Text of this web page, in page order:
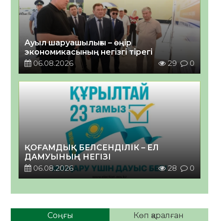
Ауыл шаруашылығы – өңір
экономикасының негізгі тірегі
06.08.2026
29 0
ҚОҒАМДЫҚ БЕЛСЕНДІЛІК – ЕЛ
ДАМУЫНЫҢ НЕГІЗІ
06.08.2026
28 0
Соңғы Көп қаралған